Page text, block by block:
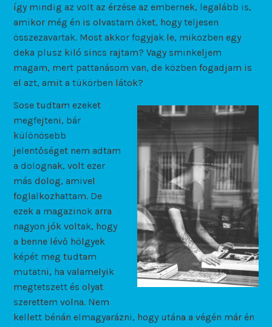
így mindig az volt az érzése az embernek, legalább is,
amikor még én is olvastam őket, hogy teljesen
összezavartak. Most akkor fogyjak le, miközben egy
deka plusz kiló sincs rajtam? Vagy sminkeljem
magam, mert pattanásom van, de közben fogadjam is
el azt, amit a tükörben látok?
Sose tudtam ezeket
megfejteni, bár
különösebb
jelentőséget nem adtam
a dolognak, volt ezer
más dolog, amivel
foglalkozhattam. De
ezek a magazinok arra
nagyon jók voltak, hogy
a benne lévő hölgyek
képét meg tudtam
mutatni, ha valamelyik
megtetszett és olyat
szerettem volna. Nem
kellett bénán elmagyarázni, hogy utána a végén már én